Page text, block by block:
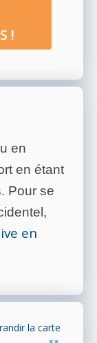
!
en
en étant
Pour se
en
la carte